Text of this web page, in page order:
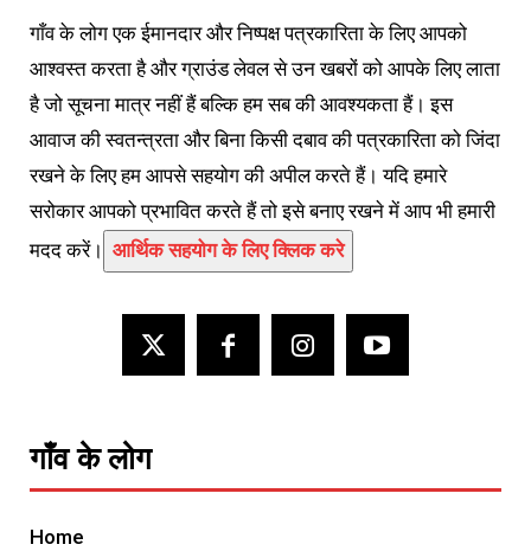
गाँव के लोग एक ईमानदार और निष्पक्ष पत्रकारिता के लिए आपको
आश्वस्त करता है और ग्राउंड लेवल से उन खबरों को आपके लिए लाता
है जो सूचना मात्र नहीं हैं बल्कि हम सब की आवश्यकता हैं। इस
आवाज की स्वतन्त्रता और बिना किसी दबाव की पत्रकारिता को जिंदा
रखने के लिए हम आपसे सहयोग की अपील करते हैं। यदि हमारे
सरोकार आपको प्रभावित करते हैं तो इसे बनाए रखने में आप भी हमारी
मदद करें। आर्थिक सहयोग के लिए क्लिक करे
गाँव के लोग
Home